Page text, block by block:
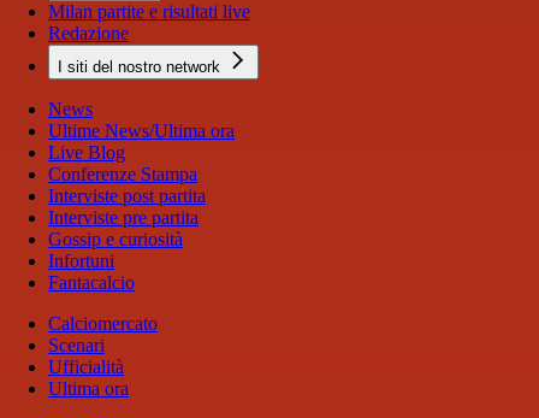
Milan partite e risultati live
Redazione
I siti del nostro network
News
Ultime News/Ultima ora
Live Blog
Conferenze Stampa
Interviste post partita
Interviste pre partita
Gossip e curiosità
Infortuni
Fantacalcio
Calciomercato
Scenari
Ufficialità
Ultima ora